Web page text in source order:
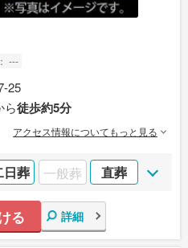
---
25
ら徒歩約5分
アクセス情報についてもっと見る
日葬 一般葬 直葬
る 詳細